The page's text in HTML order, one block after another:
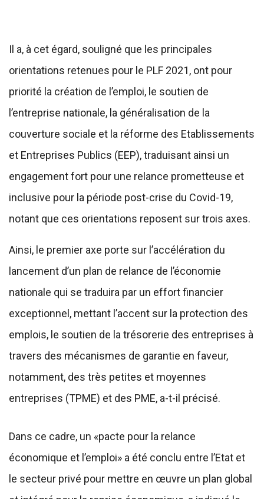
Il a, à cet égard, souligné que les principales
orientations retenues pour le PLF 2021, ont pour
priorité la création de l’emploi, le soutien de
l’entreprise nationale, la généralisation de la
couverture sociale et la réforme des Etablissements
et Entreprises Publics (EEP), traduisant ainsi un
engagement fort pour une relance prometteuse et
inclusive pour la période post-crise du Covid-19,
notant que ces orientations reposent sur trois axes.
Ainsi, le premier axe porte sur l’accélération du
lancement d’un plan de relance de l’économie
nationale qui se traduira par un effort financier
exceptionnel, mettant l’accent sur la protection des
emplois, le soutien de la trésorerie des entreprises à
travers des mécanismes de garantie en faveur,
notamment, des très petites et moyennes
entreprises (TPME) et des PME, a-t-il précisé.
Dans ce cadre, un «pacte pour la relance
économique et l’emploi» a été conclu entre l’Etat et
le secteur privé pour mettre en œuvre un plan global